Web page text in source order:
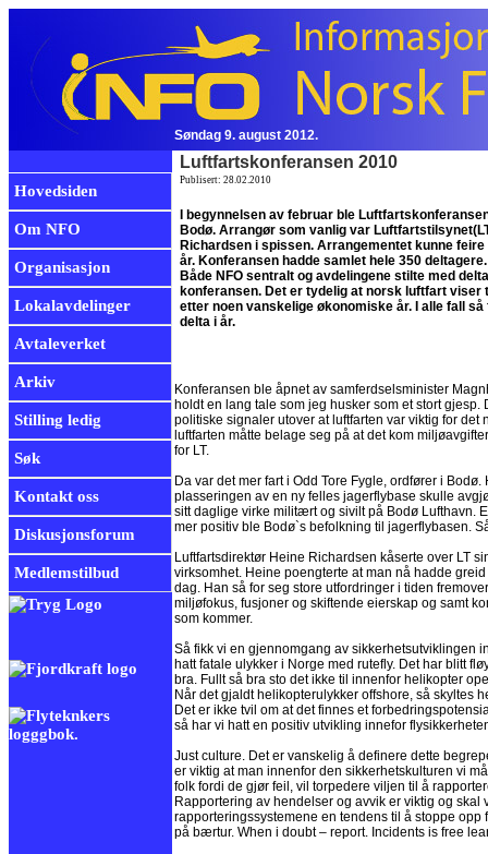
Søndag 9. august 2012.
Hovedsiden
Om NFO
Organisasjon
Lokalavdelinger
Avtaleverket
Arkiv
Stilling ledig
Søk
Kontakt oss
Diskusjonsforum
Medlemstilbud
Luftfartskonferansen 2010
Publisert: 28.02.2010
I begynnelsen av februar ble
Bodø. Arrangør som vanlig var
Richardsen i spissen. Arrangementet kunne
år. Konferansen hadde samlet hele 350
Både NFO sentralt og avdelingene stilte med
konferansen. Det er tydelig at norsk luftfart viser
etter noen vanskelige økonomiske år. I alle fall
delta i år.
Konferansen ble åpnet av samferdselsminister
holdt en lang tale som jeg husker som et stort gjesp.
politiske signaler utover at luftfarten var viktig for det
luftfarten måtte belage seg på at det kom
for LT.
Da var det mer fart i Odd Tore Fygle, ordfører i
plasseringen av en ny felles jagerflybase skulle
sitt daglige virke militært og sivilt på Bodø Lufthavn.
mer positiv ble Bodø`s befolkning til jagerflybasen.
Luftfartsdirektør Heine Richardsen kåserte over LT
virksomhet. Heine poengterte at man nå hadde
dag. Han så for seg store utfordringer i tiden
miljøfokus, fusjoner og skiftende eierskap og samt
som kommer.
Så fikk vi en gjennomgang av sikkerhetsutviklingen
hatt fatale ulykker i Norge med rutefly. Det har blitt
bra. Fullt så bra sto det ikke til innenfor helikopter
Når det gjaldt helikopterulykker offshore, så skyltes
Det er ikke tvil om at det finnes et
så har vi hatt en positiv utvikling innefor
Just culture. Det er vanskelig å definere dette
er viktig at man innenfor den sikkerhetskulturen vi
folk fordi de gjør feil, vil torpedere viljen til å
Rapportering av hendelser og avvik er viktig og
rapporteringssystemene en tendens til å stoppe
på bærtur. When i doubt – report. Incidents is free